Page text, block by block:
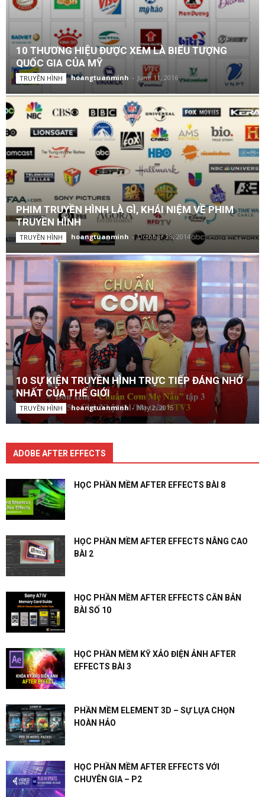
10 THƯƠNG HIỆU ĐƯỢC XEM LÀ BIỂU TƯỢNG
QUỐC GIA CỦA MỸ
TRUYỀN HÌNH hoangtuanminh - June 11, 2016
PHIM TRUYỀN HÌNH LÀ GÌ, KHÁI NIỆM VỀ PHIM
TRUYỀN HÌNH
TRUYỀN HÌNH hoangtuanminh - October 28, 2014
10 SỰ KIỆN TRUYỀN HÌNH TRỰC TIẾP ĐÁNG NHỚ
NHẤT CỦA THẾ GIỚI
TRUYỀN HÌNH hoangtuanminh - May 2, 2015
ADOBE AFTER EFFECTS
HỌC PHẦN MỀM AFTER EFFECTS BÀI 8
HỌC PHẦN MỀM AFTER EFFECTS NÂNG CAO
BÀI 2
HỌC PHẦN MỀM AFTER EFFECTS CĂN BẢN
BÀI SỐ 10
HỌC PHẦN MỀM KỸ XẢO ĐIỆN ẢNH AFTER
EFFECTS BÀI 3
PHẦN MỀM ELEMENT 3D – SỰ LỰA CHỌN
HOÀN HẢO
HỌC PHẦN MỀM AFTER EFFECTS VỚI
CHUYÊN GIA – P2